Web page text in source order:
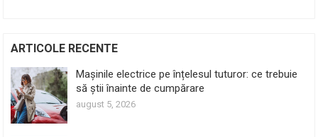
ARTICOLE RECENTE
Mașinile electrice pe înțelesul tuturor: ce trebuie
să știi înainte de cumpărare
august 5, 2026